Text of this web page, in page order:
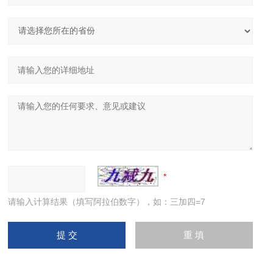
请输入计算结果（填写阿拉伯数字），如：三加四=7